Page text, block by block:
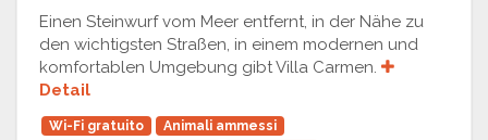
Einen Steinwurf vom Meer entfernt, in der Nähe zu
den wichtigsten Straßen, in einem modernen und
komfortablen Umgebung gibt Villa Carmen.
Detail
Wi-Fi gratuito
Animali ammessi